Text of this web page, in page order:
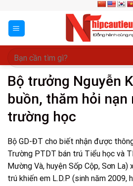
content
Bộ trưởng Nguyễn
buồn, thăm hỏi nạn
trường học
Bộ GD-ĐT cho biết nhận được
Trường PTDT bán trú Tiểu học và
Mường Và, huyện Sốp Cộp, Sơn La)
trú khiến em L.D.P (sinh năm 2009,